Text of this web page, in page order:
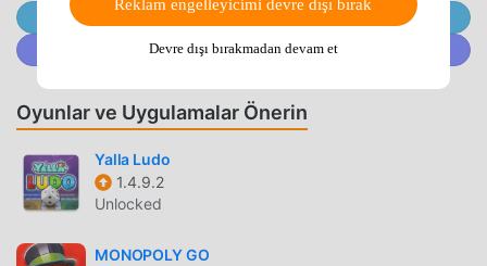
Row 5.01'ın en son sürümünü ücretsiz olarak sunmakla
kalmaz, aynı zamanda Freemodunu ücretsiz olarak sağlar,
oyundaki tekrarlayan mekanik görevleri kaydetmenize
yardımcı olur, böylece odaklanabilirsiniz oyunun kendisinin
getirdiği neşenin tadını çıkarmak üzerine. moddroid,
herhangi bir 4 In A Row modunun oyunculardan herhangi
bir ücret talep etmeyeceğini ve %100 güvenli, kullanılabilir
ve kurulumu ücretsiz olduğunu vaat ediyor. Sadece
indirip yükleyebilirsiniz. Ne duruyorsun, moddroid'i indir ve
@MODDROID.CO'ya Telegram Kanalında Katılın
@MODDROID.CO'ya Discord Topluluğunda katılın
Oyunlar ve Uygulamalar Önerin
Yalla Ludo
1.4.9.2
Unlocked
MONOPOLY GO
Reklam engelleyicimi devre dışı bırak
Devre dışı bırakmadan devam et